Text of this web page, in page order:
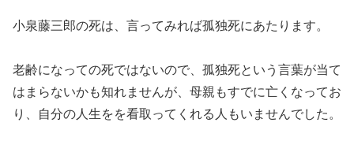
小泉藤三郎の死は、言ってみれば孤独死にあたります。
老齢になっての死ではないので、孤独死という言葉が当て
はまらないかも知れませんが、母親もすでに亡くなってお
り、自分の人生をを看取ってくれる人もいませんでした。